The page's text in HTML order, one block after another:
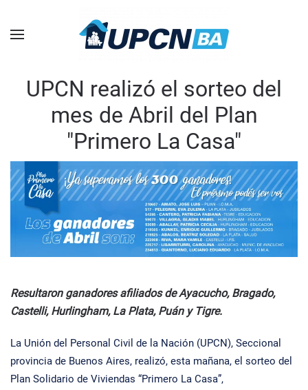
Skip to main content
UPCN realizó el sorteo del
mes de Abril del Plan
"Primero La Casa"
Resultaron ganadores afiliados de Ayacucho, Bragado,
Castelli, Hurlingham, La Plata, Puán y Tigre.
La Unión del Personal Civil de la Nación (UPCN), Seccional
provincia de Buenos Aires, realizó, esta mañana, el sorteo del
Plan Solidario de Viviendas “Primero La Casa”,